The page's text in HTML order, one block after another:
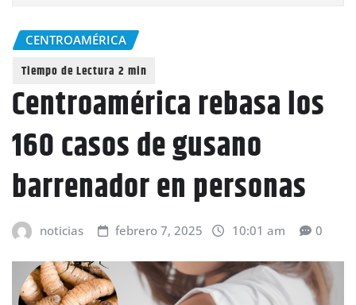
CENTROAMÉRICA
Centroamérica rebasa los
160 casos de gusano
barrenador en personas
noticias febrero 7, 2025 10:01 am 0